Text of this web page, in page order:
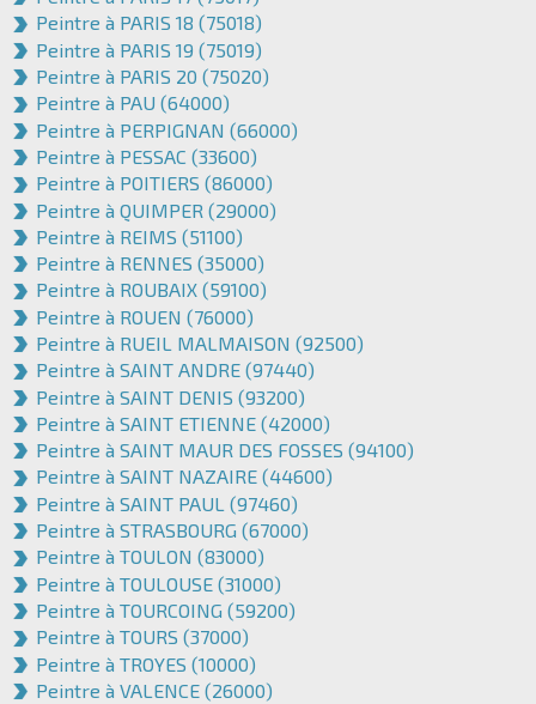
Peintre à PARIS 18 (75018)
Peintre à PARIS 19 (75019)
Peintre à PARIS 20 (75020)
Peintre à PAU (64000)
Peintre à PERPIGNAN (66000)
Peintre à PESSAC (33600)
Peintre à POITIERS (86000)
Peintre à QUIMPER (29000)
Peintre à REIMS (51100)
Peintre à RENNES (35000)
Peintre à ROUBAIX (59100)
Peintre à ROUEN (76000)
Peintre à RUEIL MALMAISON (92500)
Peintre à SAINT ANDRE (97440)
Peintre à SAINT DENIS (93200)
Peintre à SAINT ETIENNE (42000)
Peintre à SAINT MAUR DES FOSSES (94100)
Peintre à SAINT NAZAIRE (44600)
Peintre à SAINT PAUL (97460)
Peintre à STRASBOURG (67000)
Peintre à TOULON (83000)
Peintre à TOULOUSE (31000)
Peintre à TOURCOING (59200)
Peintre à TOURS (37000)
Peintre à TROYES (10000)
Peintre à VALENCE (26000)